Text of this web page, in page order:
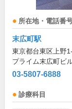
所在地・電話番
末広町駅
東京都台東区上野
プライム末広町ビ
03-5807-6888
診療科目